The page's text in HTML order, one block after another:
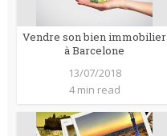
Vendre son bien immobilier
à Barcelone
13/07/2018
4 min read